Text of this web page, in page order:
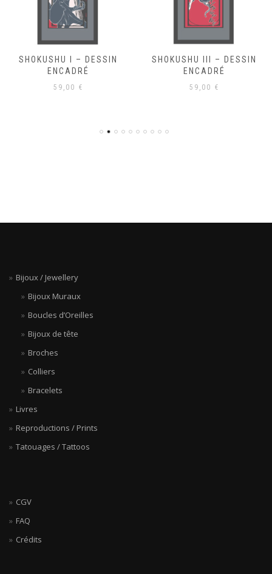
SHOKUSHU I – DESSIN
ENCADRÉ
59,00 €
SHOKUSHU III – DESSIN
ENCADRÉ
59,00 €
Bijoux / Jewellery
Bijoux Muraux
Boucles d’Oreilles
Bijoux de tête
Broches
Colliers
Bracelets
Livres
Reproductions / Prints
Tatouages / Tattoos
CGV
FAQ
Crédits